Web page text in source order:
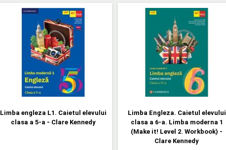
Limba engleza L1. Caietul elevului
clasa a 5-a - Clare Kennedy
Limba Engleza. Caietul elevului
clasa a 6-a. Limba moderna 1
(Make it! Level 2. Workbook) -
Clare Kennedy